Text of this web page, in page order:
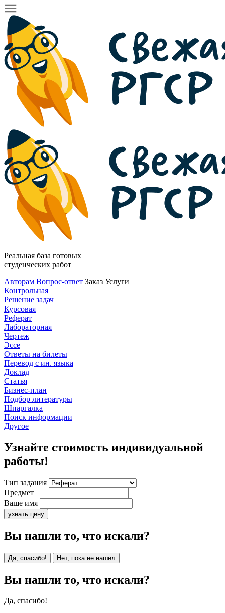
Реальная база готовых
студенческих работ
Авторам Вопрос-ответ Заказ Услуги
Контрольная
Решение задач
Курсовая
Реферат
Лабораторная
Чертеж
Эссе
Ответы на билеты
Перевод с ин. языка
Доклад
Статья
Бизнес-план
Подбор литературы
Шпаргалка
Поиск информации
Другое
Узнайте стоимость индивидуальной
работы!
Тип задания
Предмет
Ваше имя
узнать цену
Вы нашли то, что искали?
Да, спасибо! Нет, пока не нашел
Вы нашли то, что искали?
Да, спасибо!